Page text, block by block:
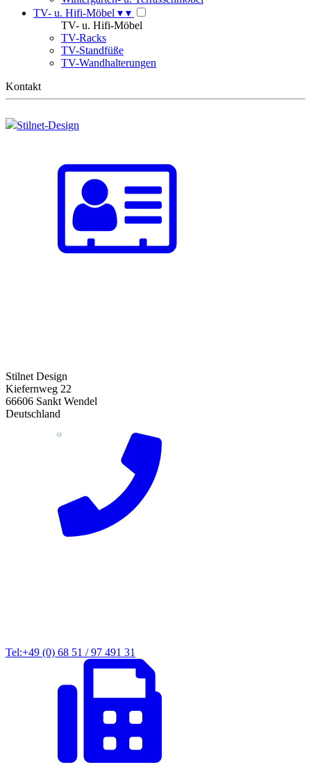
TV- u. Hifi-Möbel ▾ ▾
TV- u. Hifi-Möbel
TV-Racks
TV-Standfüße
TV-Wandhalterungen
Kontakt
Stilnet-Design
Stilnet Design
Kiefernweg 22
66606 Sankt Wendel
Deutschland
Tel:+49 (0) 68 51 / 97 491 31